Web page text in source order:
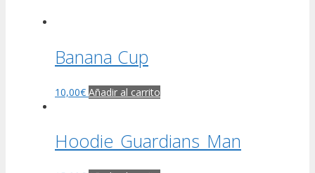
Banana Cup
10,00€ Añadir al carrito
Hoodie_Guardians_Man